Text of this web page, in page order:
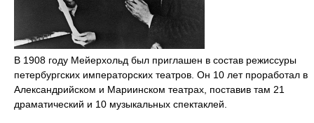
В 1908 году Мейерхольд был приглашен в состав режиссуры
петербургских императорских театров. Он 10 лет проработал в
Александрийском и Мариинском театрах, поставив там 21
драматический и 10 музыкальных спектаклей.